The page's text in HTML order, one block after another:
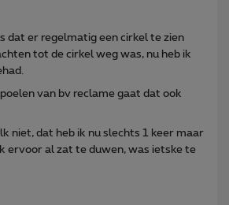
dat er regelmatig een cirkel te zien
tot de cirkel weg was, nu heb ik
van bv reclame gaat dat ook
niet, dat heb ik nu slechts 1 keer maar
ervoor al zat te duwen, was ietske te